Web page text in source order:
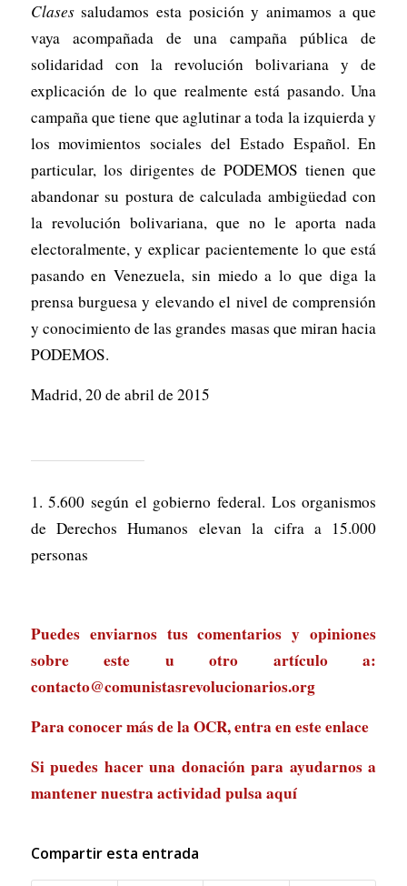
Clasessaludamos esta posición y animamos a que
vaya acompañada de una campaña pública de
solidaridad con la revolución bolivariana y de
explicación de lo que realmente está pasando. Una
campaña que tiene que aglutinar a toda la izquierda y
los movimientos sociales del Estado Español. En
particular, los dirigentes de PODEMOS tienen que
abandonar su postura de calculada ambigüedad con
la revolución bolivariana, que no le aporta nada
electoralmente, y explicar pacientemente lo que está
pasando en Venezuela, sin miedo a lo que diga la
prensa burguesa y elevando el nivel de comprensión
y conocimiento de las grandes masas que miran hacia
PODEMOS.
Madrid, 20 de abril de 2015
1. 5.600 según el gobierno federal. Los organismos
de Derechos Humanos elevan la cifra a 15.000
personas
Puedes enviarnos tus comentarios y opiniones
sobre este u otro artículo a:
contacto@comunistasrevolucionarios.org
Para conocer más de la OCR, entra eneste enlace
Si puedes hacer una donación para ayudarnos a
mantener nuestra actividad pulsa aquí
Compartir esta entrada